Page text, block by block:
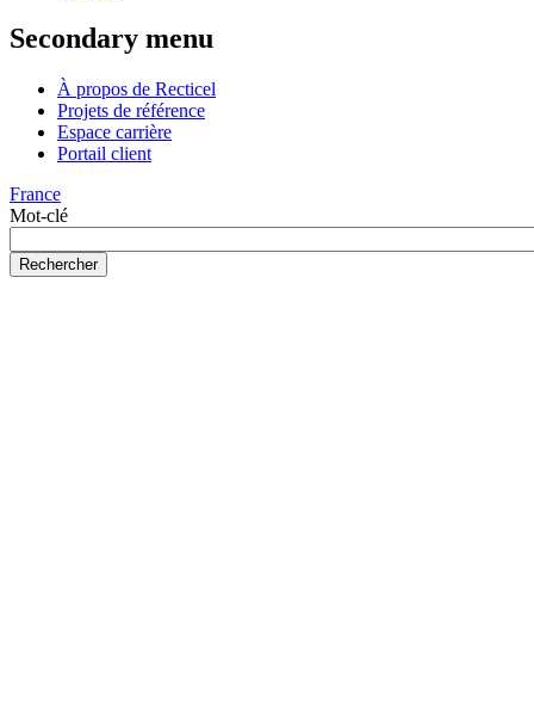
Secondary menu
À propos de Recticel
Projets de référence
Espace carrière
Portail client
France
Mot-clé